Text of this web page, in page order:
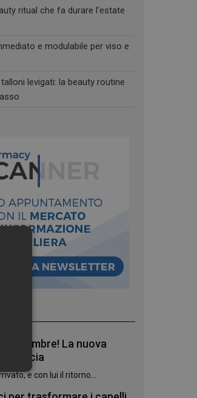
ritual che fa durare l’estate
e modulabile per viso e
levigati: la beauty routine
settembre! La nuova
farmacia
e con lui il ritorno...